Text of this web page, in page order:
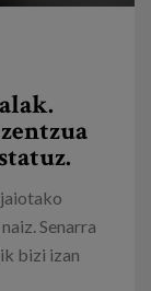
Senarra
bizi izan